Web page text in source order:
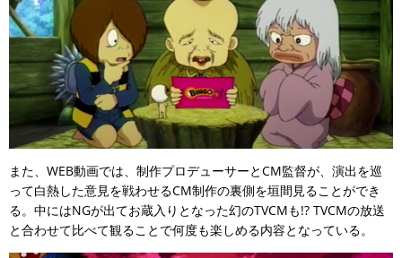
また、WEB動画では、制作プロデューサーとCM監督が、演出を巡
って白熱した意見を戦わせるCM制作の裏側を垣間見ることができ
る。中にはNGが出てお蔵入りとなった幻のTVCMも!? TVCMの放送
と合わせて比べて観ることで何度も楽しめる内容となっている。